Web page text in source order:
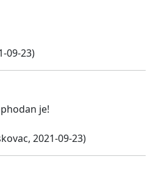
09-23)
je!
2021-09-23)